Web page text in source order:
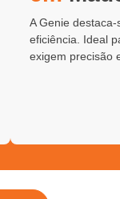
A Genie
eficiência. Ideal
exigem precisão